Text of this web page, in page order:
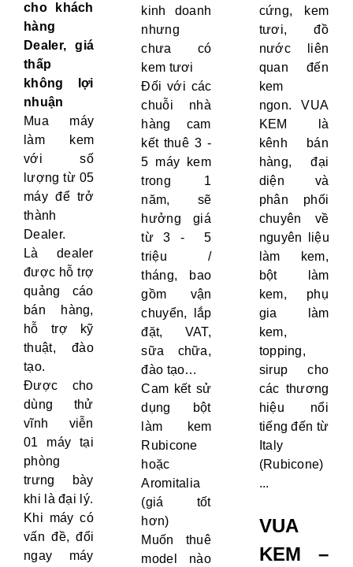
cho khách
hàng
Dealer, giá
thấp
không lợi
nhuận
Mua máy
làm kem
với số
lượng từ 05
máy để trở
thành
Dealer.
Là dealer
được hỗ trợ
quảng cáo
bán hàng,
hỗ trợ kỹ
thuật, đào
tạo.
Được cho
dùng thử
vĩnh viễn
01 máy tại
phòng
trưng bày
khi là đại lý.
Khi máy có
vấn đề, đổi
ngay máy
kinh doanh
nhưng
chưa có
kem tươi
Đối với các
chuỗi nhà
hàng cam
kết thuê 3 -
5 máy kem
trong 1
năm, sẽ
hưởng giá
từ 3 - 5
triệu /
tháng, bao
gồm vận
chuyển, lắp
đặt, VAT,
sữa chữa,
đào tạo…
Cam kết sử
dụng bột
làm kem
Rubicone
hoặc
Aromitalia
(giá tốt
hơn)
Muốn thuê
model nào
cứng, kem
tươi, đồ
nước liên
quan đến
kem
ngon. VUA
KEM là
kênh bán
hàng, đại
diện và
phân phối
chuyên về
nguyên liệu
làm kem,
bột làm
kem, phụ
gia làm
kem,
topping,
sirup cho
các thương
hiệu nổi
tiếng đến từ
Italy
(Rubicone)
...
VUA
KEM –